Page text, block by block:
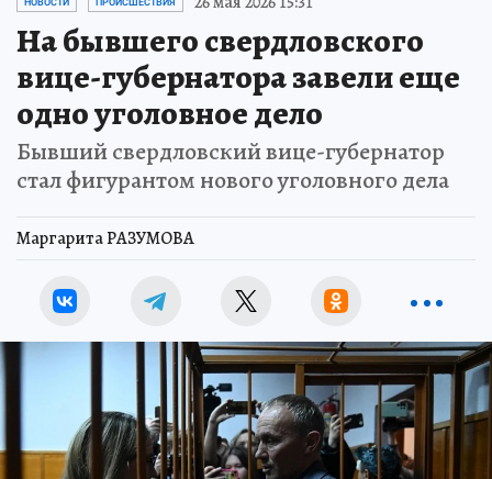
НОВОСТИ ПРОИСШЕСТВИЯ
На бывшего свердловского
вице-губернатора завели еще
одно уголовное дело
Бывший свердловский вице-губернатор
стал фигурантом нового уголовного дела
Маргарита РАЗУМОВА